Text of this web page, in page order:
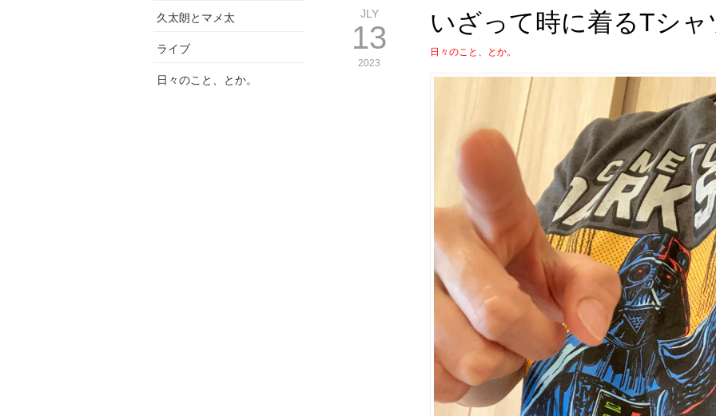
久太朗とマメ太
ライブ
日々のこと、とか。
JLY
13
2023
いざって時に着るTシャ
日々のこと、とか。